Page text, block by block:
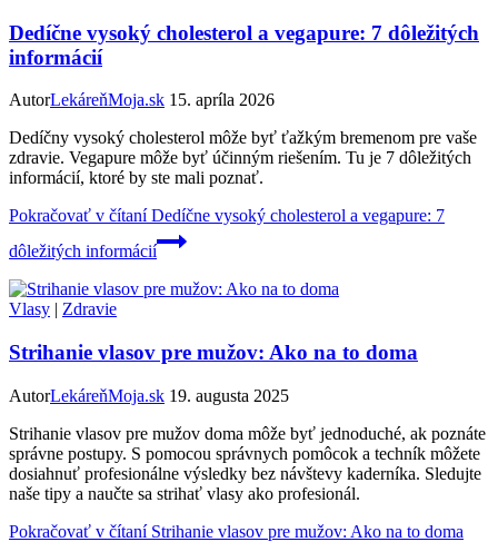
Dedíčne vysoký cholesterol a vegapure: 7 dôležitých
informácií
AutorLekáreňMoja.sk 15. apríla 2026
Dedíčny vysoký cholesterol môže byť ťažkým bremenom pre vaše
zdravie. Vegapure môže byť účinným riešením. Tu je 7 dôležitých
informácií, ktoré by ste mali poznať.
Pokračovať v čítaníDedíčne vysoký cholesterol a vegapure: 7
dôležitých informácií
Vlasy | Zdravie
Strihanie vlasov pre mužov: Ako na to doma
AutorLekáreňMoja.sk 19. augusta 2025
Strihanie vlasov pre mužov doma môže byť jednoduché, ak poznáte
správne postupy. S pomocou správnych pomôcok a techník môžete
dosiahnuť profesionálne výsledky bez návštevy kaderníka. Sledujte
naše tipy a naučte sa strihať vlasy ako profesionál.
Pokračovať v čítaníStrihanie vlasov pre mužov: Ako na to doma